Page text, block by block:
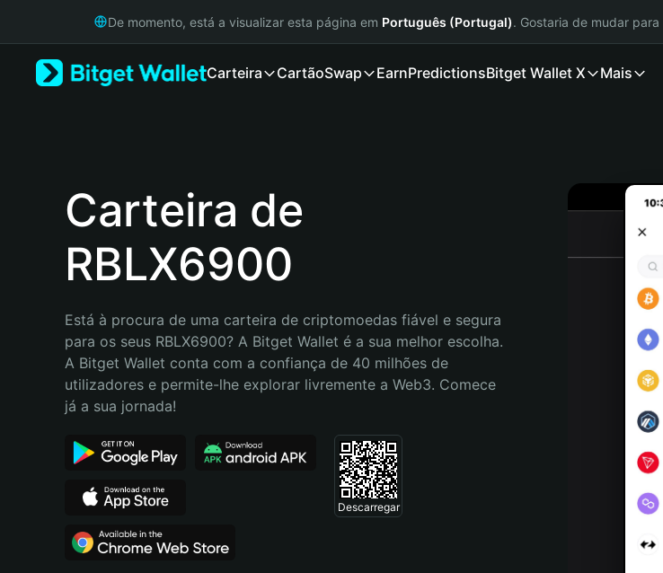
Русский
Português (Portugal)
Bahasa Indonesia
Português (Brasil)
Español (Argentina)
De momento, está a visualizar esta página em Português (Portugal). Gostaria de mudar para
Carteira CartãoSwap EarnPredictionsBitget Wallet X Mais
Carteira de
RBLX6900
Está à procura de uma carteira de criptomoedas fiável e segura
para os seus RBLX6900? A Bitget Wallet é a sua melhor escolha.
A Bitget Wallet conta com a confiança de 40 milhões de
utilizadores e permite-lhe explorar livremente a Web3. Comece
já a sua jornada!
Descarregar